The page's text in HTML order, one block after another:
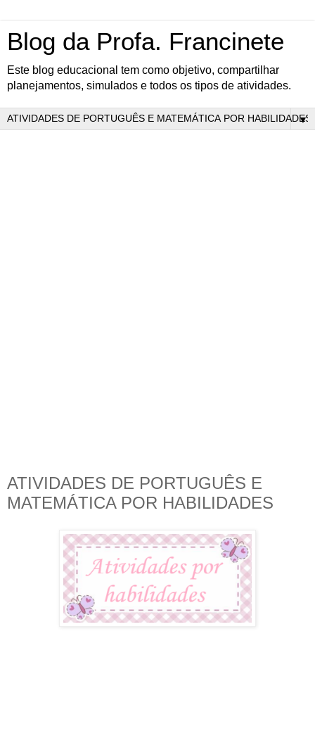
Blog da Profa. Francinete
Este blog educacional tem como objetivo, compartilhar
planejamentos, simulados e todos os tipos de atividades.
▼
ATIVIDADES DE PORTUGUÊS E
MATEMÁTICA POR HABILIDADES